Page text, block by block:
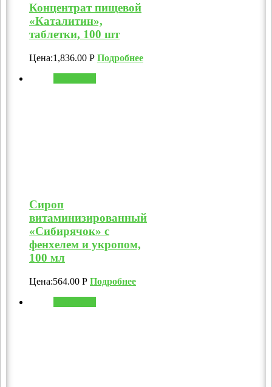
Концентрат пищевой
«Каталитин»,
таблетки, 100 шт
Цена:1,836.00 Р Подробнее
Сироп
витаминизированный
«Сибирячок» с
фенхелем и укропом,
100 мл
Цена:564.00 Р Подробнее